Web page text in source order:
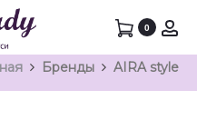
0
Бренды AIRA style